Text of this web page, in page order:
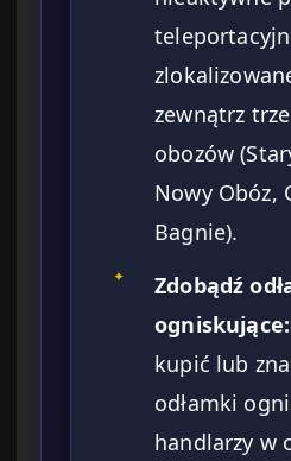
zewnątrz
obozów
Nowy Obóz,
Bagnie).
✦
Zdobądź
ogniskujące:
kupić lub
odłamki
handlarzy w